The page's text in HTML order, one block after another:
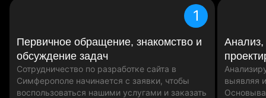
1
Первичное обращение, знакомство и
обсуждение задач
Сотрудничество по разработке сайта в
Симферополе начинается с заявки, чтобы
воспользоваться нашими услугами и заказать
выявляя